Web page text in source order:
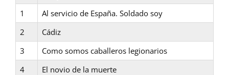
1
Al servicio de España. Soldado soy
2
Cádiz
3
Como somos caballeros legionarios
4
El novio de la muerte